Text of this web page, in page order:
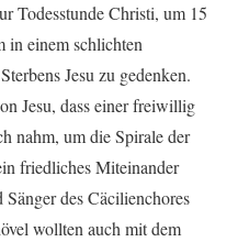
Todesstunde Christi, um 15
in einem schlichten
Jesu zu gedenken.
Jesu, dass einer freiwillig
nahm, um die Spirale der
friedliches Miteinander
des Cäcilienchores
wollten auch mit dem